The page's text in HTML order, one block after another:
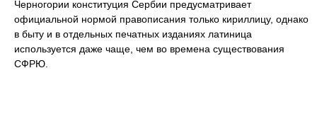
Черногории конституция Сербии предусматривает
официальной нормой правописания только кириллицу, однако
в быту и в отдельных печатных изданиях латиница
используется даже чаще, чем во времена существования
СФРЮ.